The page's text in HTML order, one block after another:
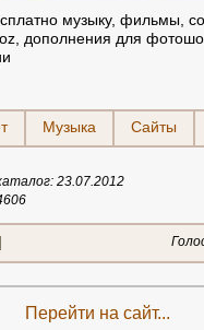
музыку, фильмы,
дополнения для
Музыка Сайты
23.07.2012
Перейти на сайт...